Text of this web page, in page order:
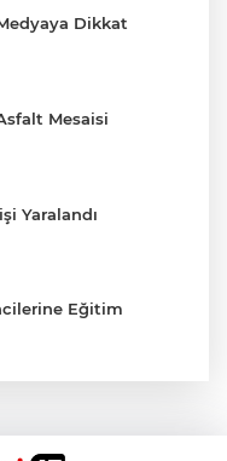
Dikkat
Mesaisi
Yaralandı
Eğitim